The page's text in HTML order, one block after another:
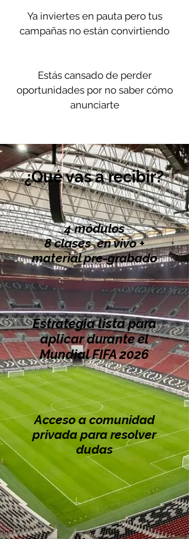
Ya inviertes en pauta pero tus
campañas no están convirtiendo
Estás cansado de perder
oportunidades por no saber cómo
anunciarte
¿Qué vas a recibir?
4 módulos
8 clases en vivo +
material pre-grabado
Estrategia lista para
aplicar durante el
Mundial FIFA 2026
Acceso a comunidad
privada para resolver
dudas